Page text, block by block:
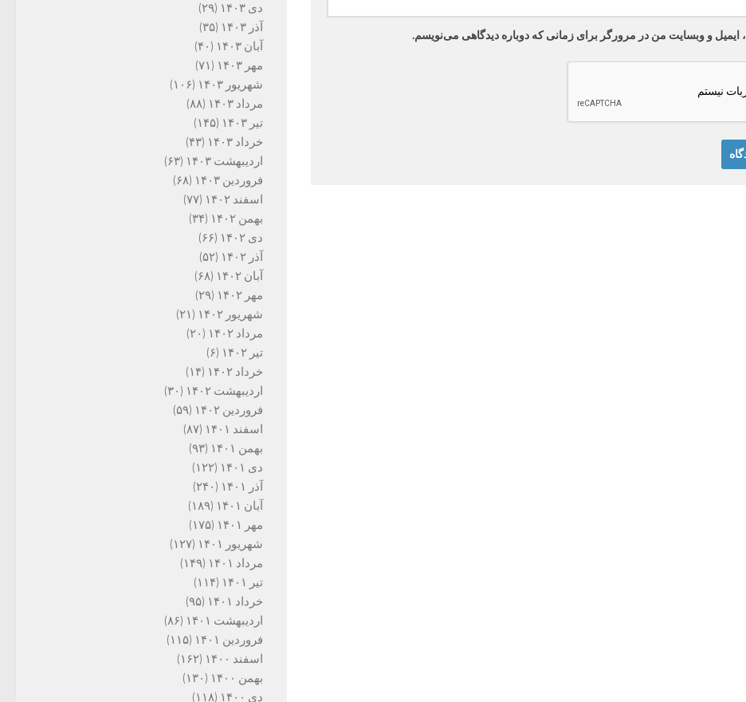
ایمیل و وبسایت من در مرورگر برای زمانی که دوباره دیدگاهی می‌نویسم.
دی ۱۴۰۳
(۲۹)
آذر ۱۴۰۳
(۳۵)
آبان ۱۴۰۳
(۴۰)
مهر ۱۴۰۳
(۷۱)
شهریور ۱۴۰۳
(۱۰۶)
مرداد ۱۴۰۳
(۸۸)
تیر ۱۴۰۳
(۱۴۵)
خرداد ۱۴۰۳
(۴۳)
اردیبهشت ۱۴۰۳
(۶۳)
فروردین ۱۴۰۳
(۶۸)
اسفند ۱۴۰۲
(۷۷)
بهمن ۱۴۰۲
(۳۴)
دی ۱۴۰۲
(۶۶)
آذر ۱۴۰۲
(۵۲)
آبان ۱۴۰۲
(۶۸)
مهر ۱۴۰۲
(۲۹)
شهریور ۱۴۰۲
(۲۱)
مرداد ۱۴۰۲
(۲۰)
تیر ۱۴۰۲
(۶)
خرداد ۱۴۰۲
(۱۴)
اردیبهشت ۱۴۰۲
(۳۰)
فروردین ۱۴۰۲
(۵۹)
اسفند ۱۴۰۱
(۸۷)
بهمن ۱۴۰۱
(۹۳)
دی ۱۴۰۱
(۱۲۲)
آذر ۱۴۰۱
(۲۴۰)
آبان ۱۴۰۱
(۱۸۹)
مهر ۱۴۰۱
(۱۷۵)
شهریور ۱۴۰۱
(۱۲۷)
مرداد ۱۴۰۱
(۱۴۹)
تیر ۱۴۰۱
(۱۱۴)
خرداد ۱۴۰۱
(۹۵)
اردیبهشت ۱۴۰۱
(۸۶)
فروردین ۱۴۰۱
(۱۱۵)
اسفند ۱۴۰۰
(۱۶۲)
بهمن ۱۴۰۰
(۱۳۰)
دی ۱۴۰۰
(۱۱۸)